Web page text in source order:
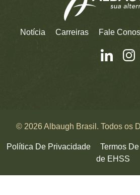
Notícia Carreiras Fale
© 2026 Albaugh Brasil. Todos os
Política De Privacidade Termos
de EHSS